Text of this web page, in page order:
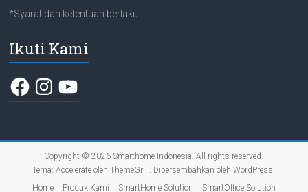
*Syarat dan ketentuan berlaku
Ikuti Kami
FacebookInstagram
YouTube
Copyright © 2026Smarthome Indonesia . All rights reserved.
Tema:Accelerate oleh ThemeGrill. Dipersembahkan olehWordPress
Home
Produk Kami SmartHome Solution SmartOffice Solution